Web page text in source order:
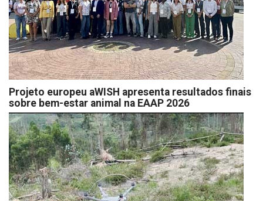
Projeto europeu aWISH apresenta resultados finais
sobre bem-estar animal na EAAP 2026